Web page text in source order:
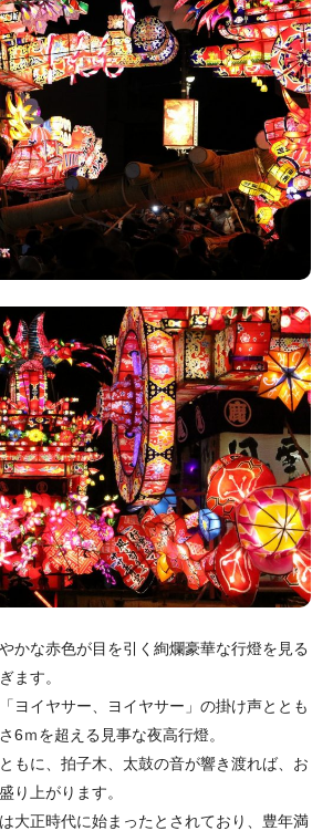
かな赤色が目を引く絢爛豪華な行燈を見る
ます。
ヨイヤサー、ヨイヤサー」の掛け声ととも
6ｍを超える見事な夜高行燈。
もに、拍子木、太鼓の音が響き渡れば、お
り上がります。
大正時代に始まったとされており、豊年満